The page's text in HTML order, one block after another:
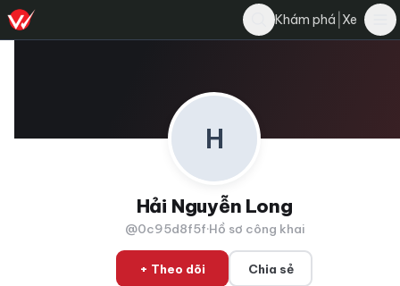
Khám phá Xe
H
Hải Nguyễn Long
@0c95d8f5f·Hồ sơ công khai
+ Theo dõi Chia sẻ